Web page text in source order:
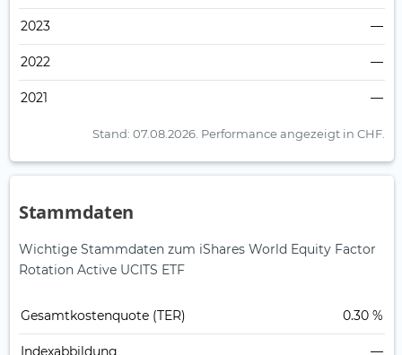
2023 —
2022 —
2021 —
Stand: 07.08.2026. Performance angezeigt in CHF.
Stammdaten
Wichtige Stammdaten zum iShares World Equity Factor
Rotation Active UCITS ETF
Gesamt­kosten­quote (TER) 0.30 %
Index­abbildung —